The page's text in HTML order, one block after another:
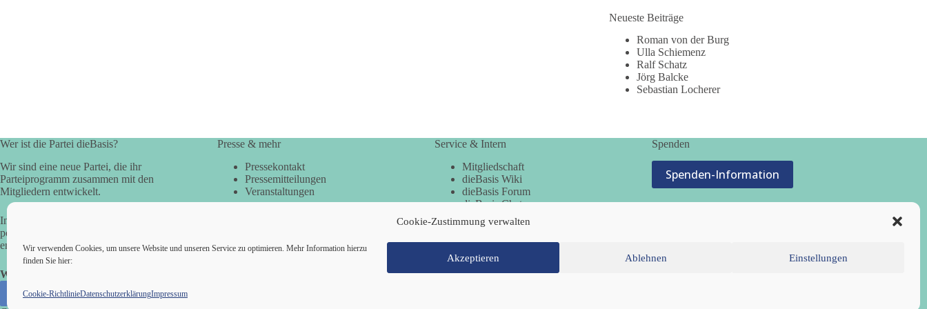
Cookie-Zustimmung verwalten
Wir verwenden Cookies, um unsere Website und unseren Service zu optimieren. Mehr Information hierzu
finden Sie hier:
Akzeptieren Ablehnen Einstellungen
Cookie-RichtlinieDatenschutzerklärungImpressum
Neueste Beiträge
Roman von der Burg
Ulla Schiemenz
Ralf Schatz
Jörg Balcke
Sebastian Locherer
Wer ist die Partei dieBasis?
Wir sind eine neue Partei, die ihr
Parteiprogramm zusammen mit den
Mitgliedern entwickelt.
In der Basisdemokratie werden die
politischen Fragen direkt vom Volk
entschieden.
Wir alle sind die Basis!
Presse & mehr
Pressekontakt
Pressemitteilungen
Veranstaltungen
Service & Intern
Mitgliedschaft
dieBasis Wiki
dieBasis Forum
dieBasis Chat
dieBasis Merchandising
Cookie-Zustimmung
Spenden
Spenden-Information